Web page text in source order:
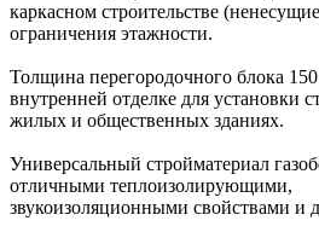
каркасном строительстве
ограничения этажности.
Толщина перегородочного блока
внутренней отделке для установки
жилых и общественных зданиях.
Универсальный стройматериал
отличными теплоизолирующими,
звукоизоляционными свойствами и